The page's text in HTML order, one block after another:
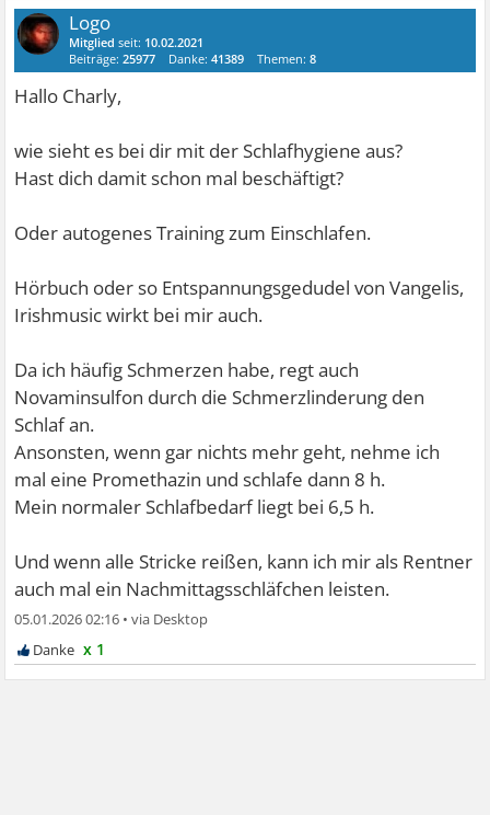
Logo
Mitglied seit: 10.02.2021
Beiträge:25977 Danke:41389 Themen:8
Hallo Charly,
wie sieht es bei dir mit der Schlafhygiene aus?
Hast dich damit schon mal beschäftigt?
Oder autogenes Training zum Einschlafen.
Hörbuch oder so Entspannungsgedudel von Vangelis,
Irishmusic wirkt bei mir auch.
Da ich häufig Schmerzen habe, regt auch
Novaminsulfon durch die Schmerzlinderung den
Schlaf an.
Ansonsten, wenn gar nichts mehr geht, nehme ich
mal eine Promethazin und schlafe dann 8 h.
Mein normaler Schlafbedarf liegt bei 6,5 h.
Und wenn alle Stricke reißen, kann ich mir als Rentner
auch mal ein Nachmittagsschläfchen leisten.
05.01.2026 02:16 •
x 1